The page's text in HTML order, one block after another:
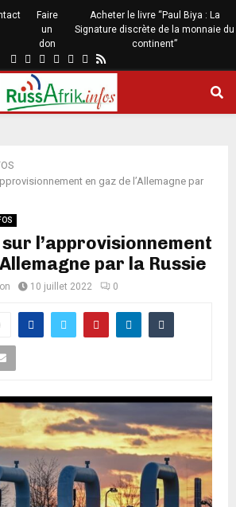
Faire
un
don
Acheter le livre “Paul Biya : La
Signature discrète de la monnaie du
continent”
en gaz de l’Allemagne par
l’approvisionnement
par la Russie
10 juillet 2022 0